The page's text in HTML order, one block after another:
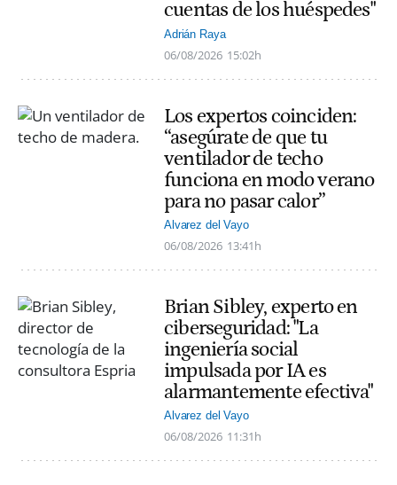
cuentas de los huéspedes"
Adrián Raya
06/08/2026 15:02h
Los expertos coinciden:
“asegúrate de que tu
ventilador de techo
funciona en modo verano
para no pasar calor”
Alvarez del Vayo
06/08/2026 13:41h
Brian Sibley, experto en
ciberseguridad: "La
ingeniería social
impulsada por IA es
alarmantemente efectiva"
Alvarez del Vayo
06/08/2026 11:31h